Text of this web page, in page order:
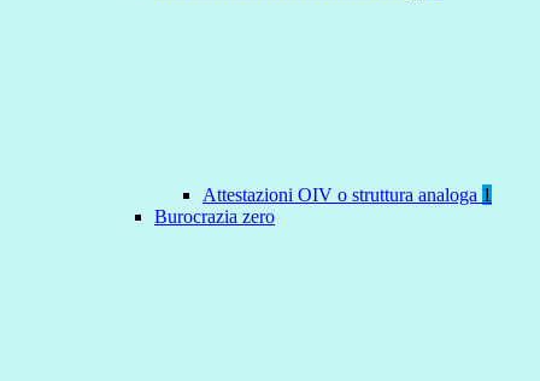
Attestazioni OIV o struttura analoga 1
Burocrazia zero